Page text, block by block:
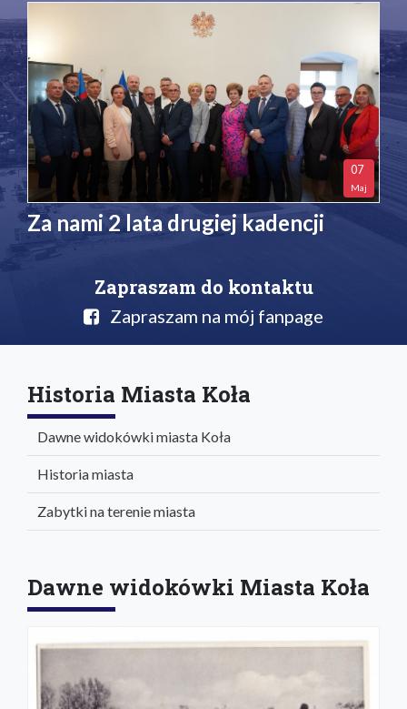
07
Maj
Za nami 2 lata drugiej kadencji
Zapraszam do kontaktu
Zapraszam na mój fanpage
Historia Miasta Koła
Dawne widokówki miasta Koła
Historia miasta
Zabytki na terenie miasta
Dawne widokówki Miasta Koła